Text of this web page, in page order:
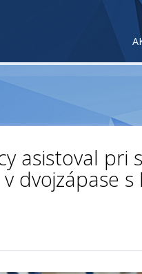
asistoval pri
dvojzápase